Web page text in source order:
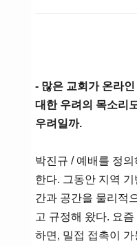
- 많은 교회가 온라
대한 우려의 목소리
우려일까.
박진규 / 예배를 정
한다. 그동안 지역
간과 공간을 물리적
고 규정해 왔다. 요
하면, 밀접 접촉이